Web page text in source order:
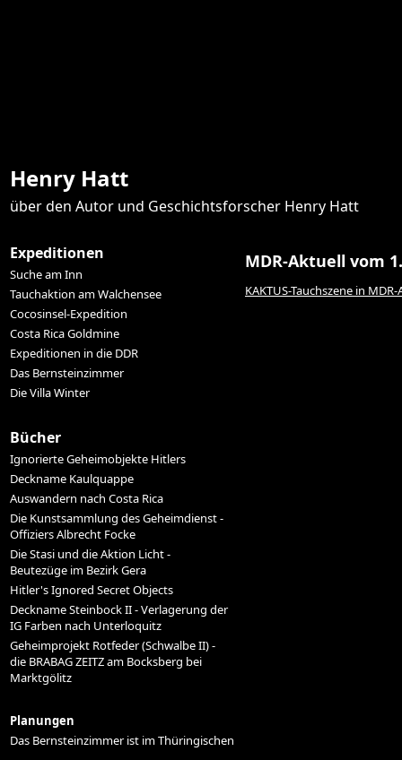
Henry Hatt
über den Autor und Geschichtsforscher Henry Hatt
MDR-Aktuell vom
KAKTUS-Tauchszene in
Expeditionen
Suche am Inn
Tauchaktion am Walchensee
Cocosinsel-Expedition
Costa Rica Goldmine
Expeditionen in die DDR
Das Bernsteinzimmer
Die Villa Winter
Bücher
Ignorierte Geheimobjekte Hitlers
Deckname Kaulquappe
Auswandern nach Costa Rica
Die Kunstsammlung des Geheimdienst -
Offiziers Albrecht Focke
Die Stasi und die Aktion Licht -
Beutezüge im Bezirk Gera
Hitler's Ignored Secret Objects
Deckname Steinbock II - Verlagerung der
IG Farben nach Unterloquitz
Geheimprojekt Rotfeder (Schwalbe II) -
die BRABAG ZEITZ am Bocksberg bei
Marktgölitz
Planungen
Das Bernsteinzimmer ist im Thüringischen